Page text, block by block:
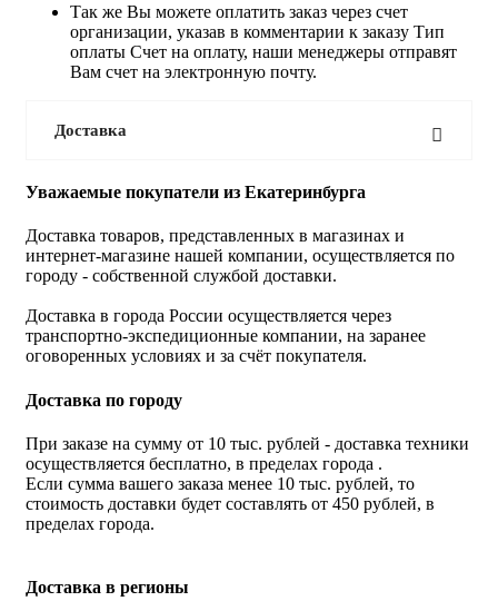
Так же Вы можете оплатить заказ через счет
организации, указав в комментарии к заказу Тип
оплаты Счет на оплату, наши менеджеры отправят
Вам счет на электронную почту.
Доставка
Уважаемые покупатели из Екатеринбурга
Доставка товаров, представленных в магазинах и
интернет-магазине нашей компании, осуществляется по
городу - собственной службой доставки.
Доставка в города России осуществляется через
транспортно-экспедиционные компании, на заранее
оговоренных условиях и за счёт покупателя.
Доставка по городу
При заказе на сумму от 10 тыс. рублей - доставка техники
осуществляется бесплатно, в пределах города .
Если сумма вашего заказа менее 10 тыс. рублей, то
стоимость доставки будет составлять от 450 рублей, в
пределах города.
Доставка в регионы